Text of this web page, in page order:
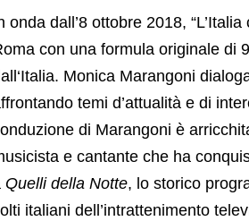
onda dall’8 ottobre 2018,
con una formula originale di
Monica Marangoni
temi d’attualità e di
di Marangoni è
e cantante che ha
Quelli della Notte, lo storico
italiani dell’intrattenimento